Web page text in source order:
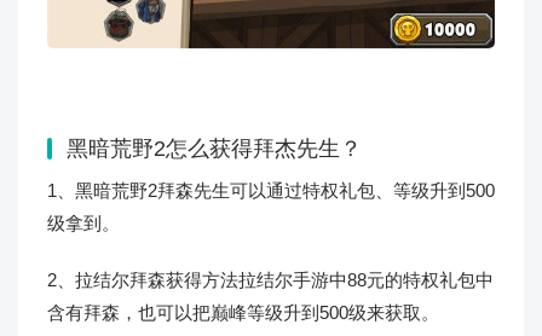
黑暗荒野2怎么获得拜杰先生？
1、黑暗荒野2拜森先生可以通过特权礼包、等级升到500
级拿到。
2、拉结尔拜森获得方法拉结尔手游中88元的特权礼包中
含有拜森，也可以把巅峰等级升到500级来获取。